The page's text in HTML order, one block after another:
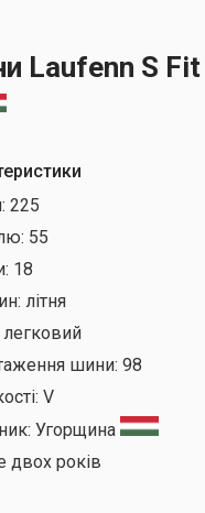
Laufenn S
225
55
18
літня
легковий
шини: 98
V
Угорщина
двох років